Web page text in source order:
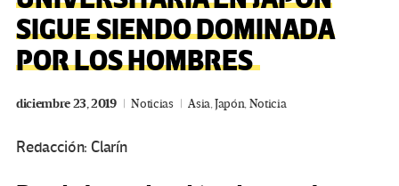
SIGUE SIENDO DOMINADA
POR LOS HOMBRES
diciembre 23, 2019 Noticias Asia,Japón,Noticia
Redacción: Clarín